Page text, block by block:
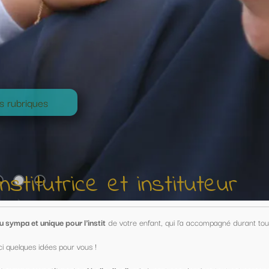
qui l'a accompagné durant toute une année !